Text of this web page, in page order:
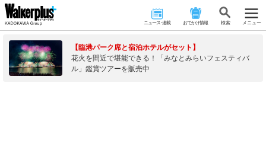
ニュース･連載 おでかけ情報 検 索 メニュー
【臨港パーク席と宿泊ホテルがセット】
花火を間近で堪能できる！「みなとみらいフェスティバ
ル」鑑賞ツアーを販売中